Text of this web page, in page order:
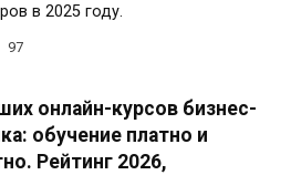
в 2025 году.
97
онлайн-курсов бизнес-
обучение платно и
Рейтинг 2026,